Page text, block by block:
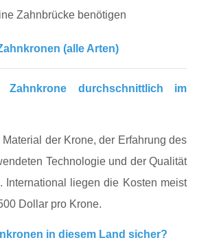
Zahnbrücke benötigen
(alle Arten)
durchschnittlich im
der Krone, der Erfahrung des
Technologie und der Qualität
International liegen die Kosten meist
Dollar pro Krone.
in diesem Land sicher?